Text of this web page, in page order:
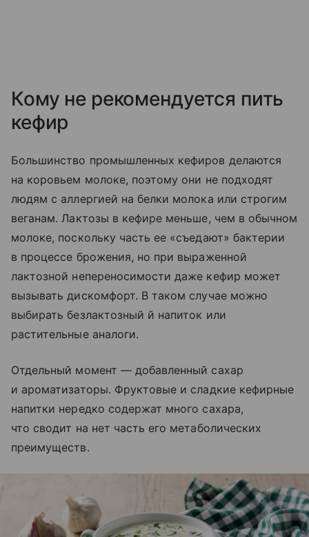
Кому не рекомендуется пить
кефир
Большинство промышленных кефиров делаются
на коровьем молоке, поэтому они не подходят
людям с аллергией на белки молока или строгим
веганам. Лактозы в кефире меньше, чем в обычном
молоке, поскольку часть ее «съедают» бактерии
в процессе брожения, но при выраженной
лактозной непереносимости даже кефир может
вызывать дискомфорт. В таком случае можно
выбирать безлактозный й напиток или
растительные аналоги.
Отдельный момент — добавленный сахар
и ароматизаторы. Фруктовые и сладкие кефирные
напитки нередко содержат много сахара,
что сводит на нет часть его метаболических
преимуществ.